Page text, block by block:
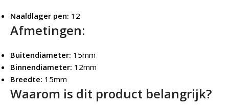
Naaldlager pen: 12
Afmetingen:
Buitendiameter: 15mm
Binnendiameter: 12mm
Breedte: 15mm
Waarom is dit product belangrijk?